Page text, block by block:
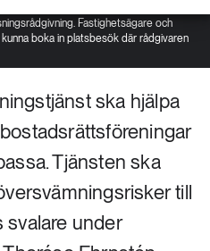
Fastighetsägare och
boka in platsbesök där rådgivaren
ska hjälpa
Tjänsten ska
till
svalare under